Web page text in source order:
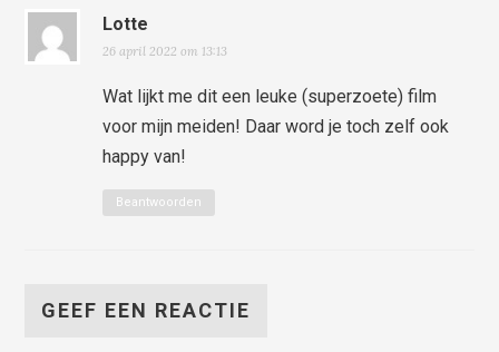
Lotte
26 april 2022 om 13:13
Wat lijkt me dit een leuke (superzoete) film
voor mijn meiden! Daar word je toch zelf ook
happy van!
Beantwoorden
GEEF EEN REACTIE